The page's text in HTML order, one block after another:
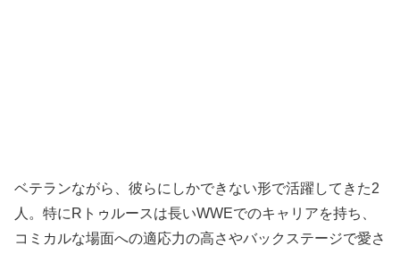
ベテランながら、彼らにしかできない形で活躍してきた2
人。特にRトゥルースは長いWWEでのキャリアを持ち、
コミカルな場面への適応力の高さやバックステージで愛さ